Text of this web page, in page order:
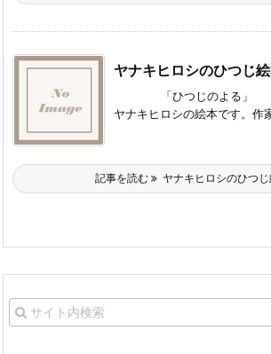
ヤナキヒロシのひつじ
「ひつじのよる」 「
ヤナキヒロシの絵本です。作
記事を読む ヤナキヒロシのひつじ